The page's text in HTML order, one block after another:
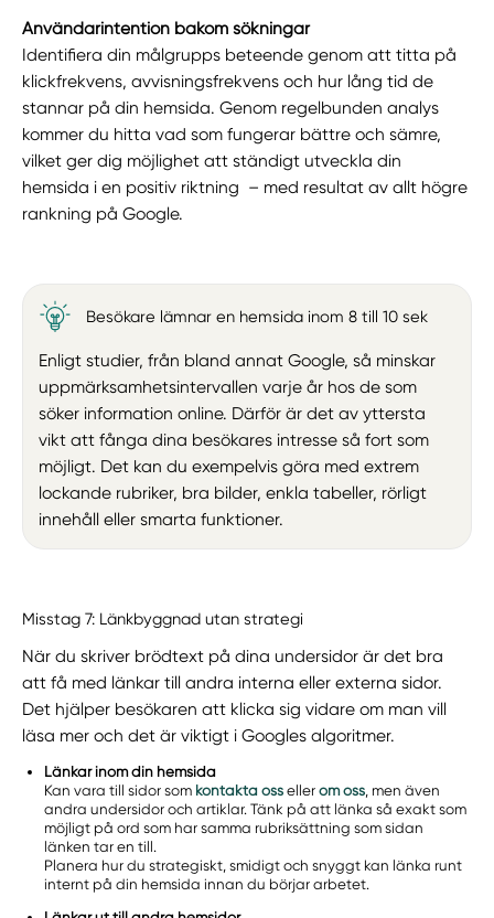
Användarintention bakom sökningar
Identifiera din målgrupps beteende genom att titta på
klickfrekvens, avvisningsfrekvens och hur lång tid de
stannar på din hemsida. Genom regelbunden analys
kommer du hitta vad som fungerar bättre och sämre,
vilket ger dig möjlighet att ständigt utveckla din
hemsida i en positiv riktning – med resultat av allt högre
rankning på Google.
Besökare lämnar en hemsida inom 8 till 10 sek
Enligt studier, från bland annat Google, så minskar
uppmärksamhetsintervallen varje år hos de som
söker information online. Därför är det av yttersta
vikt att fånga dina besökares intresse så fort som
möjligt. Det kan du exempelvis göra med extrem
lockande rubriker, bra bilder, enkla tabeller, rörligt
innehåll eller smarta funktioner.
Misstag 7: Länkbyggnad utan strategi
När du skriver brödtext på dina undersidor är det bra
att få med länkar till andra interna eller externa sidor.
Det hjälper besökaren att klicka sig vidare om man vill
läsa mer och det är viktigt i Googles algoritmer.
Länkar inom din hemsida
Kan vara till sidor som kontakta oss ellerom oss, men även
andra undersidor och artiklar. Tänk på att länka så exakt som
möjligt på ord som har samma rubriksättning som sidan
länken tar en till.
Planera hur du strategiskt, smidigt och snyggt kan länka runt
internt på din hemsida innan du börjar arbetet.